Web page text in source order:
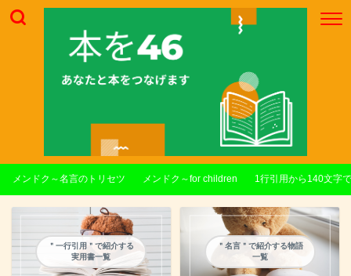
メンドク～名言のトリセツ メンドク～for children 1行引用から140文字
＂一行引用＂で紹介する
実用書一覧
＂名言＂で紹介する物語
一覧